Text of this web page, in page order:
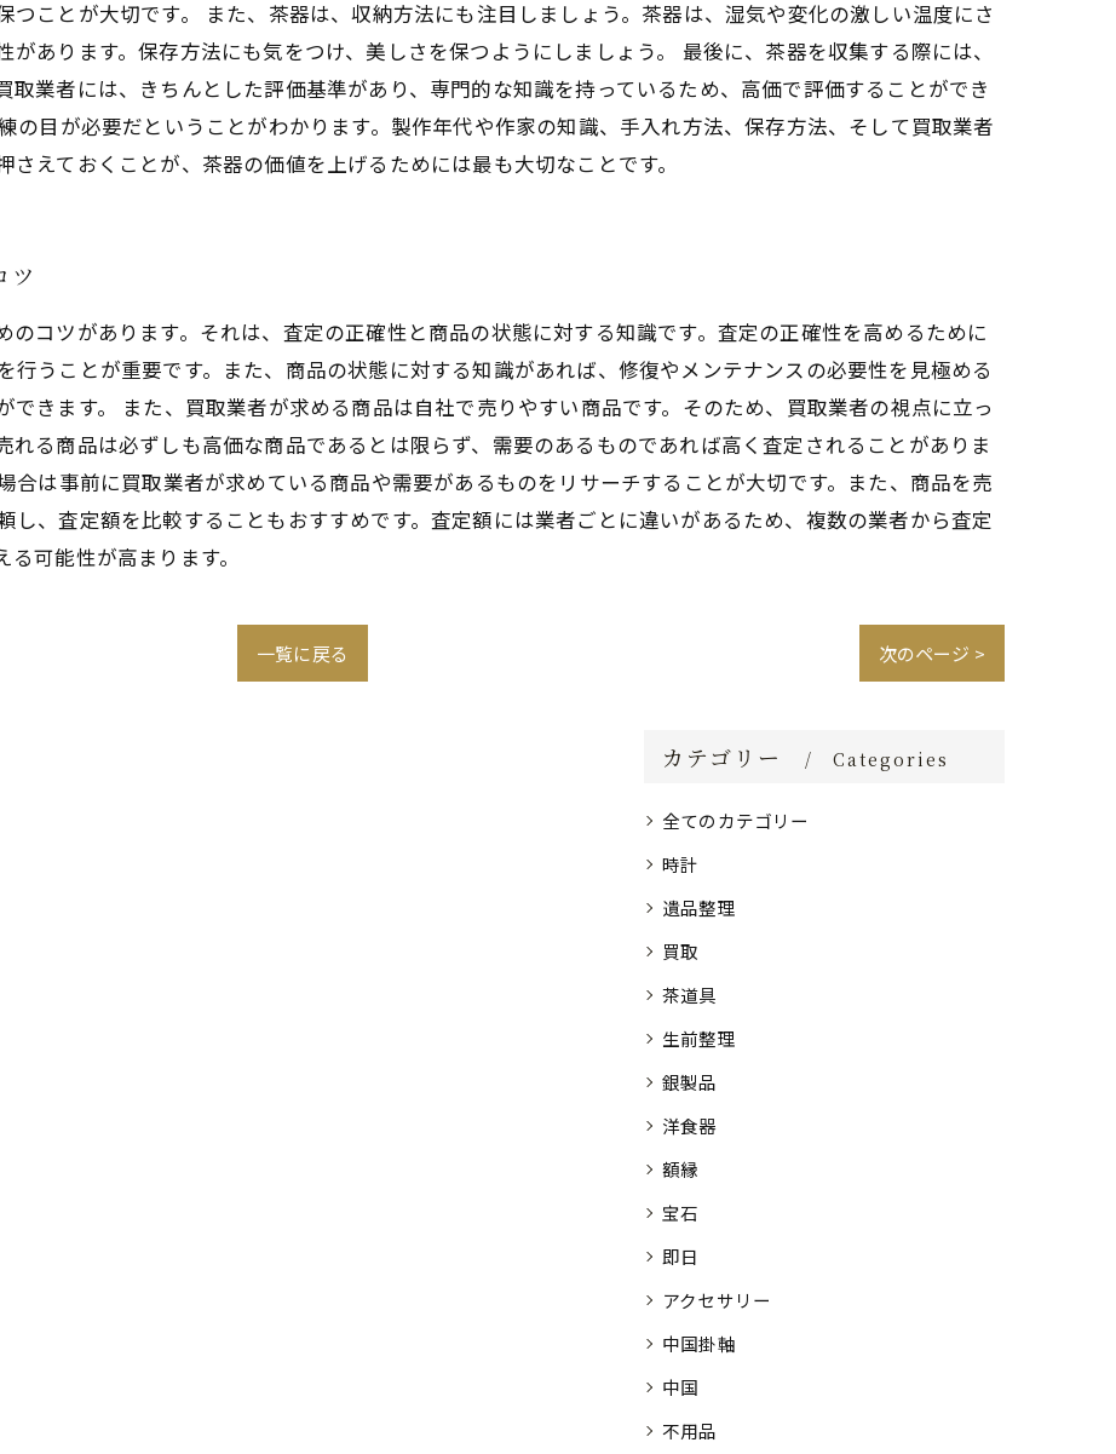
ことが大切です。 また、茶器は、収納方法にも注目しましょう。茶器は、湿気や変化の激しい温度にさ
あります。保存方法にも気をつけ、美しさを保つようにしましょう。 最後に、茶器を収集する際には、
取業者には、きちんとした評価基準があり、専門的な知識を持っているため、高価で評価することができ
の目が必要だということがわかります。製作年代や作家の知識、手入れ方法、保存方法、そして買取業者
えておくことが、茶器の価値を上げるためには最も大切なことです。
ツ
のコツがあります。それは、査定の正確性と商品の状態に対する知識です。査定の正確性を高めるために
行うことが重要です。また、商品の状態に対する知識があれば、修復やメンテナンスの必要性を見極める
できます。 また、買取業者が求める商品は自社で売りやすい商品です。そのため、買取業者の視点に立っ
れる商品は必ずしも高価な商品であるとは限らず、需要のあるものであれば高く査定されることがありま
合は事前に買取業者が求めている商品や需要があるものをリサーチすることが大切です。また、商品を売
し、査定額を比較することもおすすめです。査定額には業者ごとに違いがあるため、複数の業者から査定
可能性が高まります。
一覧に戻る 次のページ >
カテゴリー Categories
全てのカテゴリー
時計
遺品整理
買取
茶道具
生前整理
銀製品
洋食器
額縁
宝石
即日
アクセサリー
中国掛軸
中国
不用品